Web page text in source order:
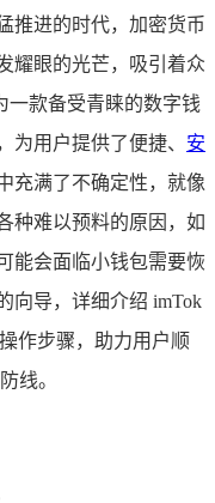
推进的时代，加密货币
耀眼的光芒，吸引着众
一款备受青睐的数字钱
为用户提供了便捷、 安
充满了不确定性，就像
种难以预料的原因，如
能会面临小钱包需要恢
向导，详细介绍 imTok
作步骤，助力用户顺
线。